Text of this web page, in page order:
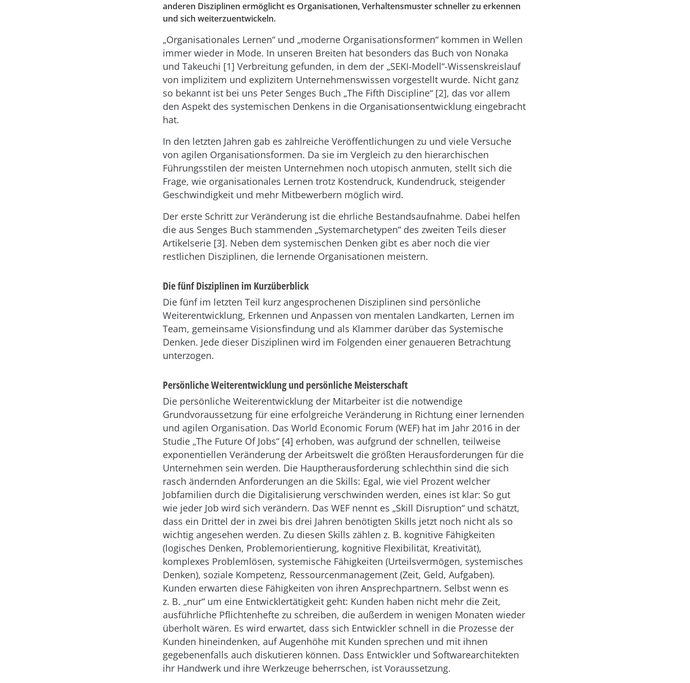
anderen Disziplinen ermöglicht es Organisationen, Verhaltensmuster schneller zu erkennen
und sich weiterzuentwickeln.
„Organisationales Lernen“ und „moderne Organisationsformen“ kommen in Wellen
immer wieder in Mode. In unseren Breiten hat besonders das Buch von Nonaka
und Takeuchi [1] Verbreitung gefunden, in dem der „SEKI-Modell“-Wissenskreislauf
von implizitem und explizitem Unternehmenswissen vorgestellt wurde. Nicht ganz
so bekannt ist bei uns Peter Senges Buch „The Fifth Discipline“ [2], das vor allem
den Aspekt des systemischen Denkens in die Organisationsentwicklung eingebracht
hat.
In den letzten Jahren gab es zahlreiche Veröffentlichungen zu und viele Versuche
von agilen Organisationsformen. Da sie im Vergleich zu den hierarchischen
Führungsstilen der meisten Unternehmen noch utopisch anmuten, stellt sich die
Frage, wie organisationales Lernen trotz Kostendruck, Kundendruck, steigender
Geschwindigkeit und mehr Mitbewerbern möglich wird.
Der erste Schritt zur Veränderung ist die ehrliche Bestandsaufnahme. Dabei helfen
die aus Senges Buch stammenden „Systemarchetypen“ des zweiten Teils dieser
Artikelserie [3]. Neben dem systemischen Denken gibt es aber noch die vier
restlichen Disziplinen, die lernende Organisationen meistern.
Die fünf Disziplinen im Kurzüberblick
Die fünf im letzten Teil kurz angesprochenen Disziplinen sind persönliche
Weiterentwicklung, Erkennen und Anpassen von mentalen Landkarten, Lernen im
Team, gemeinsame Visionsfindung und als Klammer darüber das Systemische
Denken. Jede dieser Disziplinen wird im Folgenden einer genaueren Betrachtung
unterzogen.
Persönliche Weiterentwicklung und persönliche Meisterschaft
Die persönliche Weiterentwicklung der Mitarbeiter ist die notwendige
Grundvoraussetzung für eine erfolgreiche Veränderung in Richtung einer lernenden
und agilen Organisation. Das World Economic Forum (WEF) hat im Jahr 2016 in der
Studie „The Future Of Jobs“ [4] erhoben, was aufgrund der schnellen, teilweise
exponentiellen Veränderung der Arbeitswelt die größten Herausforderungen für die
Unternehmen sein werden. Die Hauptherausforderung schlechthin sind die sich
rasch ändernden Anforderungen an die Skills: Egal, wie viel Prozent welcher
Jobfamilien durch die Digitalisierung verschwinden werden, eines ist klar: So gut
wie jeder Job wird sich verändern. Das WEF nennt es „Skill Disruption“ und schätzt,
dass ein Drittel der in zwei bis drei Jahren benötigten Skills jetzt noch nicht als so
wichtig angesehen werden. Zu diesen Skills zählen z. B. kognitive Fähigkeiten
(logisches Denken, Problemorientierung, kognitive Flexibilität, Kreativität),
komplexes Problemlösen, systemische Fähigkeiten (Urteilsvermögen, systemisches
Denken), soziale Kompetenz, Ressourcenmanagement (Zeit, Geld, Aufgaben).
Kunden erwarten diese Fähigkeiten von ihren Ansprechpartnern. Selbst wenn es
z. B. „nur“ um eine Entwicklertätigkeit geht: Kunden haben nicht mehr die Zeit,
ausführliche Pflichtenhefte zu schreiben, die außerdem in wenigen Monaten wieder
überholt wären. Es wird erwartet, dass sich Entwickler schnell in die Prozesse der
Kunden hineindenken, auf Augenhöhe mit Kunden sprechen und mit ihnen
gegebenenfalls auch diskutieren können. Dass Entwickler und Softwarearchitekten
ihr Handwerk und ihre Werkzeuge beherrschen, ist Voraussetzung.